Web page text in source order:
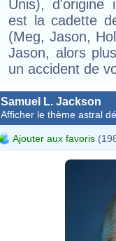
Unis), d'origine
est la cadette
(Meg, Jason,
Jason, alors
un accident de
Samuel L. Jackson
Afficher le thème astral
Ajouter aux favoris